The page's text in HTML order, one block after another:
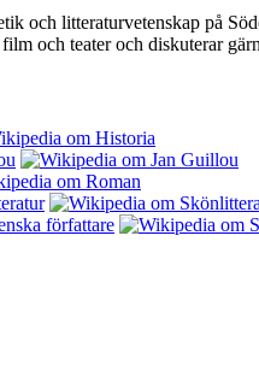
och litteraturvetenskap på
och teater och diskuterar